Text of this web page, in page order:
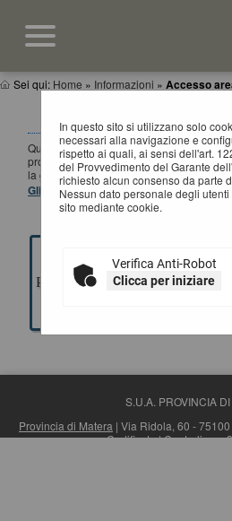
Sei qui: Home » Informazioni » Accesso
In questo sito si utilizzano solo
necessari alla navigazione e
rispetto ai quali, ai sensi dell'art.
del Provvedimento del Garante
richiesto alcun consenso da parte
Nessun dato personale degli
sito mediante cookie.
Verifica Anti-Robot
Clicca per iniziare
ACCESSO AREA
Questa sezione è dedicata agli
progettazione di un appalto pubblico di
la gestione della fase a evidenza
Gli applicativi presenti sono ad uso
PROGETTAZIONE
S.U.A. PROVINCIA
Provincia di Matera | Via Ridola, 60 -
Certificata| Centralino: